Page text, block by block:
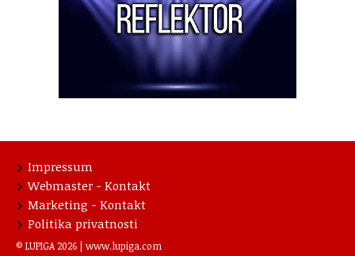
Impressum
Webmaster - Kontakt
Marketing - Kontakt
Politika privatnosti
© LUPIGA 2026 | www.lupiga.com